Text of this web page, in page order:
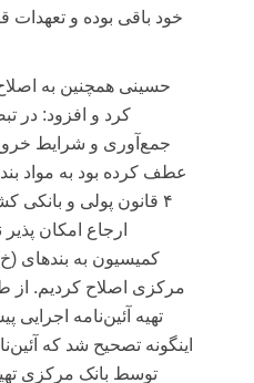
خود باقی بوده و تعهدات
حسینی همچنین به
جمع‌آوری و شرایط
عطف کرده بود به مواد
۴ قانون پولی و
ارجاع امکان پذیر
کمیسیون به بندهای (
تهیه آئین‌نامه اجرایی
اینگونه تصحیح شد که
توسط بانک مرکزی